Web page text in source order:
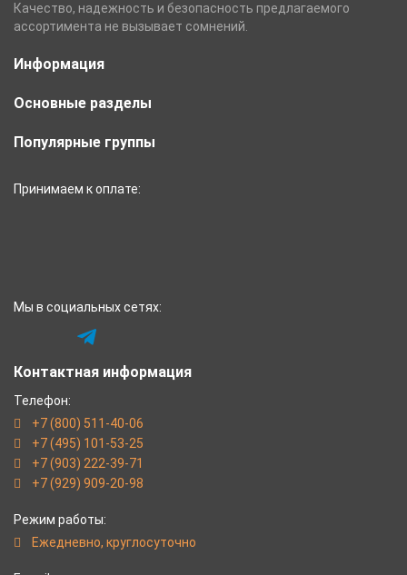
Качество, надежность и безопасность предлагаемого
ассортимента не вызывает сомнений.
Информация
Основные разделы
Популярные группы
Принимаем к оплате:
Мы в социальных сетях:
Контактная информация
Телефон:
+7 (800) 511-40-06
+7 (495) 101-53-25
+7 (903) 222-39-71
+7 (929) 909-20-98
Режим работы:
Eжедневно, круглосуточно